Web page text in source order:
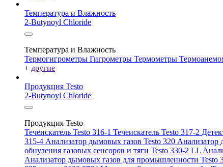
Температура и Влажность
2-Butynoyl Chloride
Температура и Влажность
Термогигрометры Гигрометры Термометры
+ другие
Продукция Testo
2-Butynoyl Chloride
Продукция Testo
Течеискатель Testo 316-1 Течеискатель Testo 317-2
315-4 Анализатор дымовых газов Testo 320 Анализатор
обнуления газовых сенсоров и тяги Testo 330-2 LL
Анализатор дымовых газов для промышленности Testo